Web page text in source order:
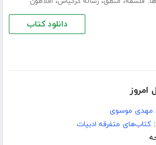
دانلود کتاب
امروز
مهدی موسوی
کتاب‌های متفرقه ادبیات